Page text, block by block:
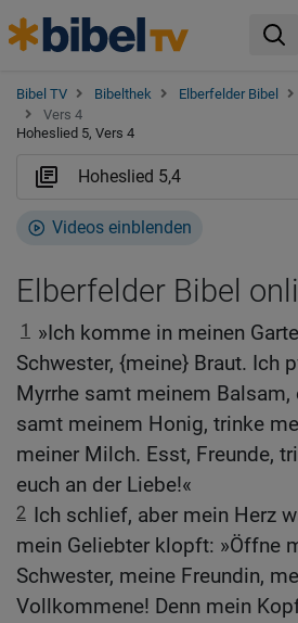
Bibel TV Bibelthek Elberfelder Bibel
Vers 4
Hoheslied 5, Vers 4
Videos einblenden
Elberfelder Bibel
1 »Ich komme in meinen
Schwester, {meine} Braut. Ich
Myrrhe samt meinem Balsam,
samt meinem Honig, trinke
meiner Milch. Esst, Freunde,
euch an der Liebe!«
2 Ich schlief, aber mein Herz
mein Geliebter klopft: »Öffne
Schwester, meine Freundin,
Vollkommene! Denn mein